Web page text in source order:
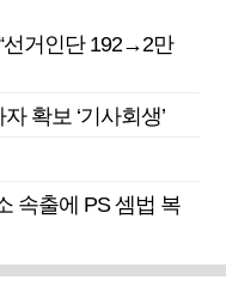
거인단 192→2만
확보 ‘기사회생’
속출에 PS 셈법 복